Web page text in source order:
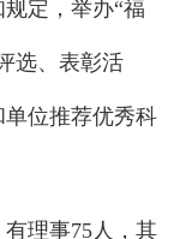
定，举办“福
选、表彰活
位推荐优秀科
有理事75人，其